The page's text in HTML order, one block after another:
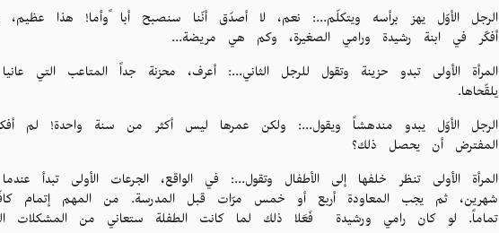
الرجل الأوّل يهز برأسه ويتكلّم...: نعم، لا أصدّق أنّنا سنصبح أبا ًوأما! هذا
أفكّر في ابنة رشيدة ورامي الصغيرة، وكم هي مريضة...
المرأة الأولى تبدو حزينة وتقول للرجل الثاني...: أعرف، محزنة جداً المتاعب التي
يلقّحاها.
الرجل الأوّل يبدو مندهشاً ويقول...: ولكن عمرها ليس أكثر من سنة واحدة! لم
المفترض أن يحصل ذلك؟
المرأة الأولى تنظر خلفها إلى الأطفال وتقول...: في الواقع، الجرعات الأولى تبدأ
شهرين، ثم يجب المعاودة أربع أو خمس مرّات قبل المدرسة. من المهم إتمام
تماماً. لو كان رامي ورشيدة فَعَلا ذلك لما كانت الطفلة ستعاني من المشكلات